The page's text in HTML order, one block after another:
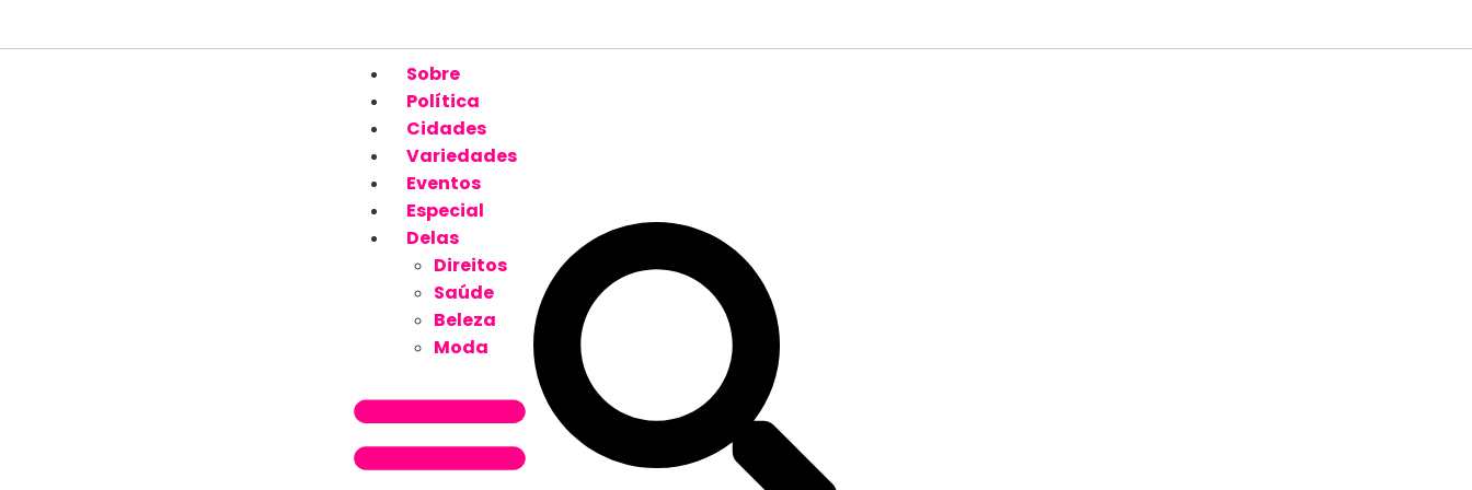
Sobre
Política
Cidades
Variedades
Eventos
Especial
Delas
Direitos
Saúde
Beleza
Moda